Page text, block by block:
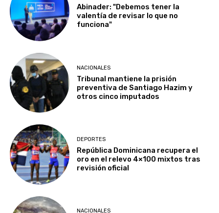
Abinader: "Debemos tener la
valentía de revisar lo que no
funciona"
NACIONALES
Tribunal mantiene la prisión
preventiva de Santiago Hazim y
otros cinco imputados
DEPORTES
República Dominicana recupera el
oro en el relevo 4×100 mixtos tras
revisión oficial
NACIONALES